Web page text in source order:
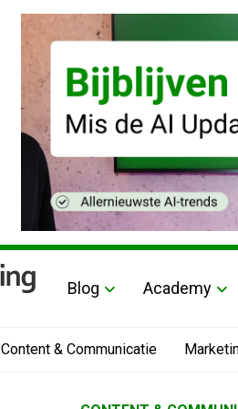
Blog Academy
Content & Communicatie